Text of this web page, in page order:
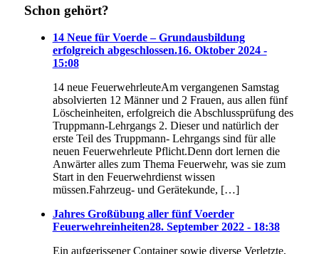
Schon gehört?
14 Neue für Voerde – Grundausbildung
erfolgreich abgeschlossen.16. Oktober 2024 -
15:08
14 neue FeuerwehrleuteAm vergangenen Samstag
absolvierten 12 Männer und 2 Frauen, aus allen fünf
Löscheinheiten, erfolgreich die Abschlussprüfung des
Truppmann-Lehrgangs 2. Dieser und natürlich der
erste Teil des Truppmann- Lehrgangs sind für alle
neuen Feuerwehrleute Pflicht.Denn dort lernen die
Anwärter alles zum Thema Feuerwehr, was sie zum
Start in den Feuerwehrdienst wissen
müssen.Fahrzeug- und Gerätekunde, […]
Jahres Großübung aller fünf Voerder
Feuerwehreinheiten28. September 2022 - 18:38
Ein aufgerissener Container sowie diverse Verletzte,